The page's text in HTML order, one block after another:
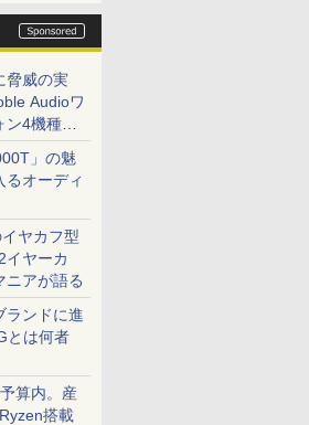
脅威の実
Audioワ
4機種を
」の魅
るオーディ
ヤカフ型
イヤーカ
ニアが語る
ランドに進
とは何者
算内。産
搭載